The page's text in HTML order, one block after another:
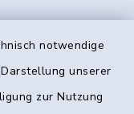
notwendige
unserer
zur Nutzung